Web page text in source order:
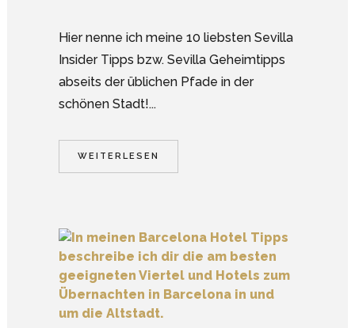
Hier nenne ich meine 10 liebsten Sevilla
Insider Tipps bzw. Sevilla Geheimtipps
abseits der üblichen Pfade in der
schönen Stadt!...
WEITERLESEN